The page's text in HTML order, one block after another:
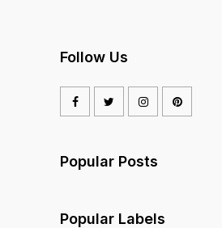
Follow Us
Popular Posts
Popular Labels